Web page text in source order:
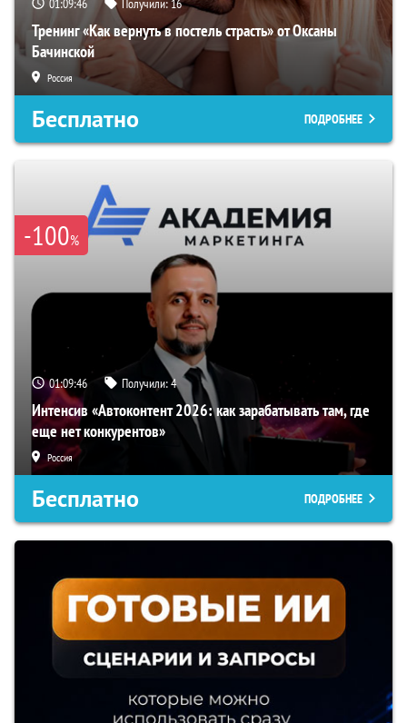
01:09:45 Получили:16
Тренинг «Как вернуть в постель страсть» от Оксаны
Бачинской
Россия
Бесплатно ПОДРОБНЕЕ
-100%
01:09:45 Получили:4
Интенсив «Автоконтент 2026: как зарабатывать там, где
еще нет конкурентов»
Россия
Бесплатно ПОДРОБНЕЕ